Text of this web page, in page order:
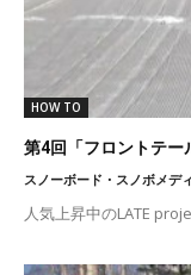
HOW TO
第4回「フロントテー
スノーボード・スノボメデ
人気上昇中のLATE